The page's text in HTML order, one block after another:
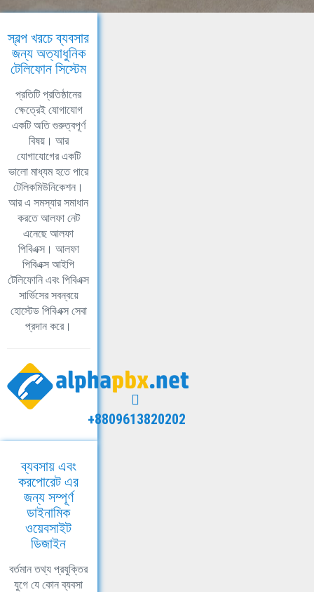
স্বল্প খরচে ব্যবসার
জন্য অত্যাধুনিক
টেলিফোন সিস্টেম
প্রতিটি প্রতিষ্ঠানের
ক্ষেত্রেই যোগাযোগ
একটি অতি গুরুত্বপূর্ণ
বিষয়। আর
যোগাযোগের একটি
ভালো মাধ্যম হতে পারে
টেলিকমিউনিকেশন।
আর এ সমস্যার সমাধান
করতে আলফা নেট
এনেছে আলফা
পিবিএক্স। আলফা
পিবিএক্স আইপি
টেলিফোনি এবং পিবিএক্স
সার্ভিসের সবন্বয়ে
হোস্টেড পিবিএক্স সেবা
প্রদান করে।
+8809613820202
ব্যবসায় এবং
করপোরেট এর
জন্য সম্পূর্ণ
ডাইনামিক
ওয়েবসাইট
ডিজাইন
বর্তমান তথ্য প্রযুক্তির
যুগে যে কোন ব্যবসা